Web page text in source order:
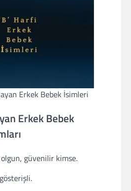
Erkek Bebek İsimleri
Erkek Bebek
olgun, güvenilir kimse.